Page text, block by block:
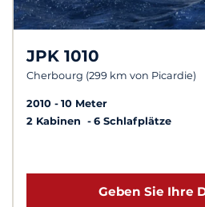
JPK 1010
Cherbourg (299 km von Picardie)
2010
10 Meter
2 Kabinen
6 Schlafplätze
Geben Sie Ihre